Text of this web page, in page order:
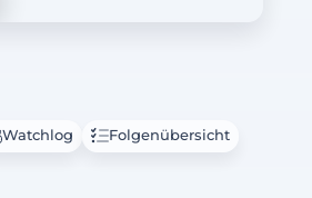
Watchlog Folgenübersicht